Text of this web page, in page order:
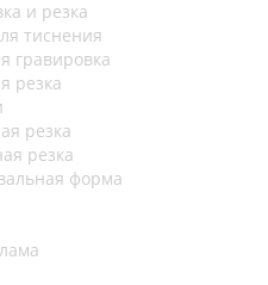
и резка
тиснения
гравировка
резка
резка
резка
форма